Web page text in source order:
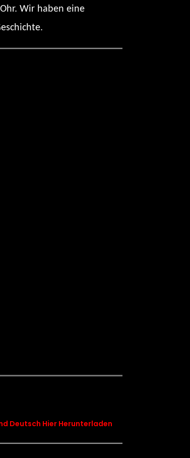
Wir haben eine
Deutsch Hier Herunterladen